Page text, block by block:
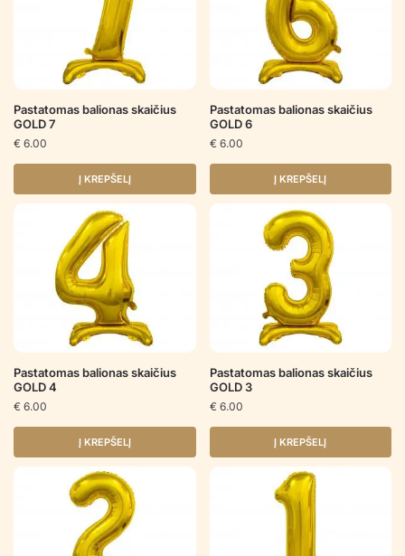
Pastatomas balionas skaičius
GOLD 7
€ 6.00
Į KREPŠELĮ
Pastatomas balionas skaičius
GOLD 6
€ 6.00
Į KREPŠELĮ
Pastatomas balionas skaičius
GOLD 4
€ 6.00
Į KREPŠELĮ
Pastatomas balionas skaičius
GOLD 3
€ 6.00
Į KREPŠELĮ